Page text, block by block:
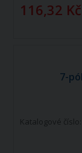
116,32 Kč
7-
Katalogové